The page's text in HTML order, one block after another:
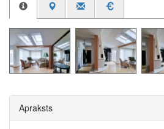
Apraksts